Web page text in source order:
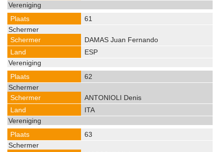
61
DAMAS Juan Fernando
ESP
62
ANTONIOLI Denis
ITA
63